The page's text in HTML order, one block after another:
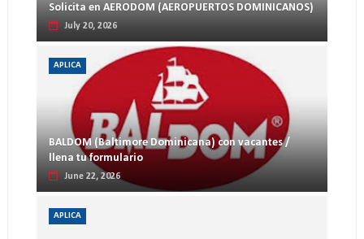
Solicita en AERODOM (AEROPUERTOS DOMINICANOS)
July 20, 2026
APLICA
BALDOM (Baltimore Dominicana) con vacantes /
llena tu formulario
June 22, 2026
APLICA